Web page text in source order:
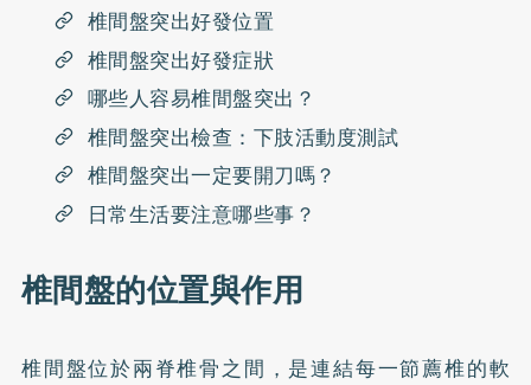
椎間盤突出好發位置
椎間盤突出好發症狀
哪些人容易椎間盤突出？
椎間盤突出檢查：下肢活動度測試
椎間盤突出一定要開刀嗎？
日常生活要注意哪些事？
椎間盤的位置與作用
椎間盤位於兩脊椎骨之間，是連結每一節薦椎的軟